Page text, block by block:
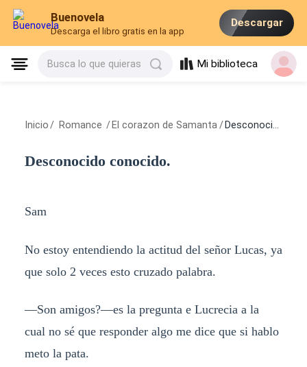
Buenovela
Descarga el libro gratis en la app
Descargar
Busca lo que quieras Mi biblioteca
Inicio / Romance / El corazon de Samanta / Desconocido conocido.
Desconocido conocido.
Sam
No estoy entendiendo la actitud del señor Lucas, ya
que solo 2 veces esto cruzado palabra.
—Son amigos?—es la pregunta e Lucrecia a la
cual no sé que responder algo me dice que si hablo
meto la pata.